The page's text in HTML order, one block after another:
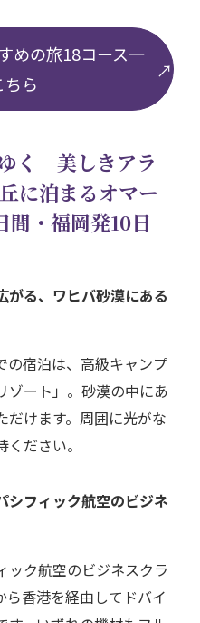
めの旅18コース一
ちら
く 美しきアラ
に泊まるオマー
間・福岡発10日
る、ワヒバ砂漠にある
の宿泊は、高級キャンプ
ゾート」。砂漠の中にあ
だけます。周囲に光がな
ださい。
シフィック航空のビジネ
ック航空のビジネスクラ
ら香港を経由してドバイ